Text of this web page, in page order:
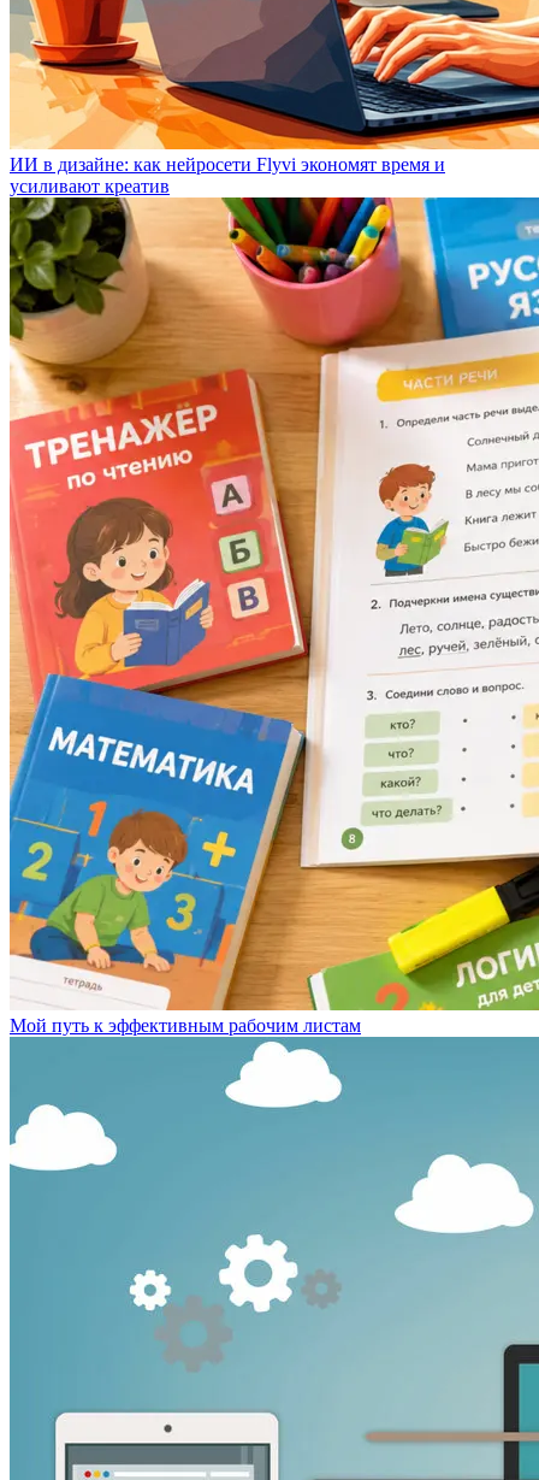
ИИ в дизайне: как нейросети Flyvi экономят время и
усиливают креатив
Мой путь к эффективным рабочим листам